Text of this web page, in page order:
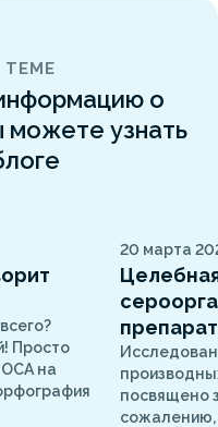
ТЕМЕ
о
можете узнать
Просто
на
20 марта
посвящено
сожалению,